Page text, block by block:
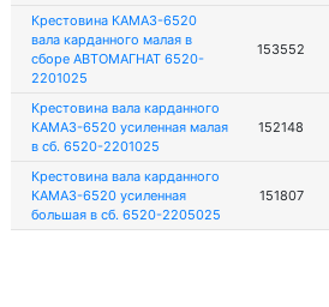
Крестовина КАМАЗ-6520
вала карданного малая в
сборе АВТОМАГНАТ 6520-
2201025
153552
Крестовина вала карданного
КАМАЗ-6520 усиленная малая
в сб. 6520-2201025
152148
Крестовина вала карданного
КАМАЗ-6520 усиленная
большая в сб. 6520-2205025
151807